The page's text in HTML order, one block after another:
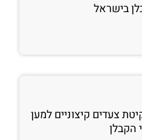
בישראל
צעדים קיצוניים למען
הקבלן